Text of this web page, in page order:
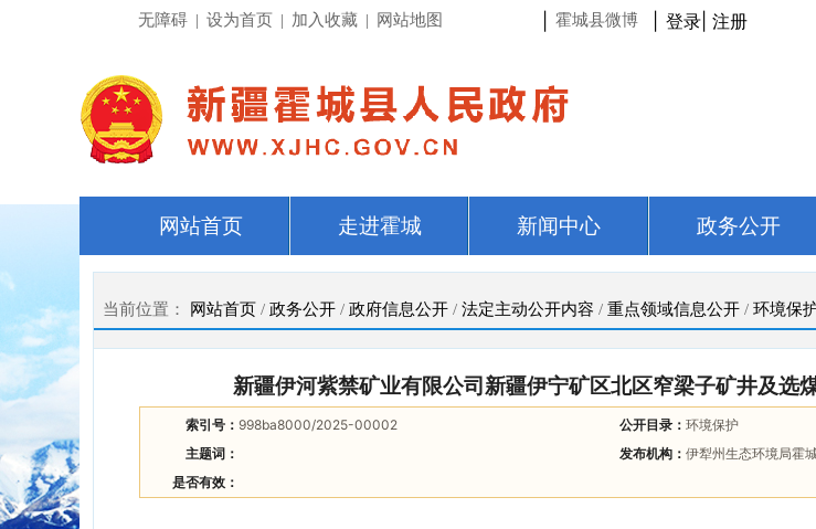
无障碍 | 设为首页 | 加入收藏 | 网站地图 霍城县微博 登录 注册
网站首页 走进霍城 新闻中心 政务公开
当前位置： 网站首页 / 政务公开 / 政府信息公开 / 法定主动公开内容 / 重点领域信息公开 / 环境保
新疆伊河紫禁矿业有限公司新疆伊宁矿区北区窄梁子矿井及选
索引号： 998ba8000/2025-00002 公开目录： 环境保护
主题词：
发布机构： 伊犁州生态环境局霍
是否有效：